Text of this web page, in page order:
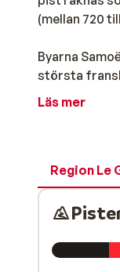
(mellan 720
Byarna
största
skidåkare på
På
hela tre
utmana sig
åkning där
Skidorter
Läs mer
Region Le